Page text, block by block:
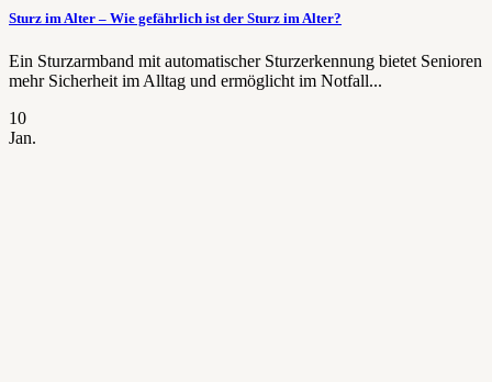
Sturz im Alter – Wie gefährlich ist der Sturz im Alter?
Ein Sturzarmband mit automatischer Sturzerkennung bietet Senioren
mehr Sicherheit im Alltag und ermöglicht im Notfall...
10
Jan.